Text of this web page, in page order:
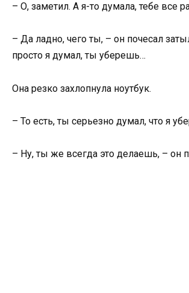
– О, заметил. А я-то думала, тебе все
– Да ладно, чего ты, – он почесал
просто я думал, ты уберешь…
Она резко захлопнула ноутбук.
– То есть, ты серьезно думал, что я
– Ну, ты же всегда это делаешь, – он